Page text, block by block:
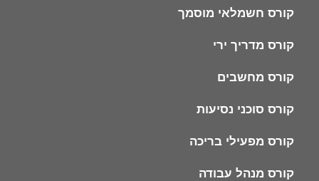
קורס חשמלאי מוסמך
קורס מדריך ירי
קורס מחשבים
קורס סוכני נסיעות
קורס מפעילי בריכה
קורס מנהל עבודה